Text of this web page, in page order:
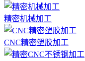
精密机械加工
CNC精密塑胶加工